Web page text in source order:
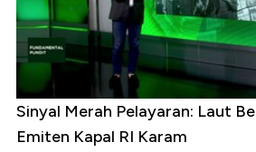
Sinyal Merah Pelayaran: Laut
Emiten Kapal RI Karam